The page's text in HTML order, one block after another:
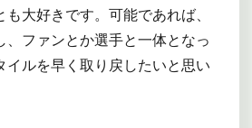
大好きです。可能であれば、
、ファンとか選手と一体となっ
イルを早く取り戻したいと思い